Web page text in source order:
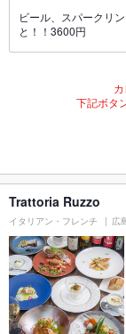
ビール、スパークリ
と！！3600円
下記ボタ
Trattoria Ruzzo
イタリアン・フレンチ 広